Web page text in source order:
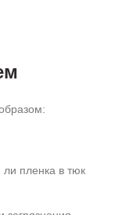
пленка в тюк